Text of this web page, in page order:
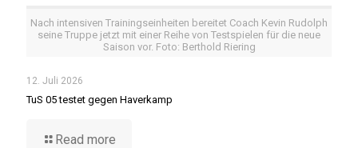
Nach intensiven Trainingseinheiten bereitet Coach Kevin Rudolph
seine Truppe jetzt mit einer Reihe von Testspielen für die neue
Saison vor. Foto: Berthold Riering
12. Juli 2026
TuS 05 testet gegen Haverkamp
Read more